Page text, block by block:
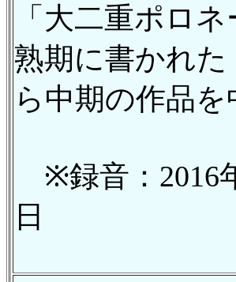
「大二重ポロ
熟期に書かれた
ら中期の作品
※録音：2016
日